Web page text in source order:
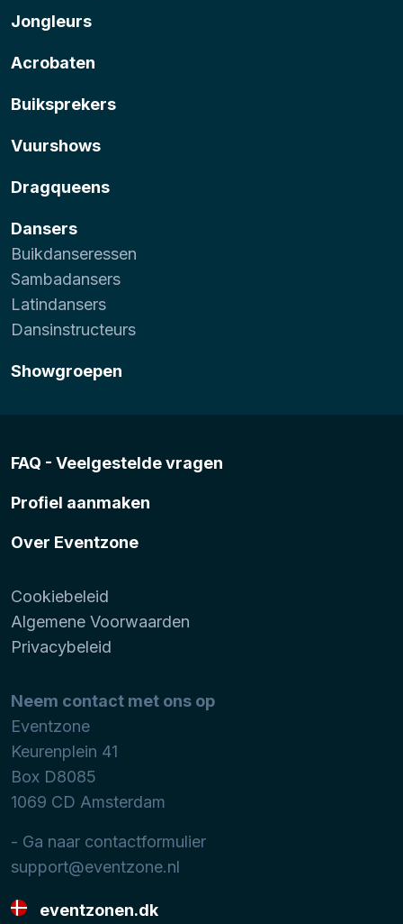
Jongleurs
Acrobaten
Buiksprekers
Vuurshows
Dragqueens
Dansers
Buikdanseressen
Sambadansers
Latindansers
Dansinstructeurs
Showgroepen
FAQ - Veelgestelde vragen
Profiel aanmaken
Over Eventzone
Cookiebeleid
Algemene Voorwaarden
Privacybeleid
Neem contact met ons op
Eventzone
Keurenplein 41
Box D8085
1069 CD Amsterdam
- Ga naar contactformulier
support@eventzone.nl
eventzonen.dk